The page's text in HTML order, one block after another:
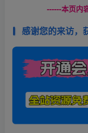
------本页内
感谢您的来访，